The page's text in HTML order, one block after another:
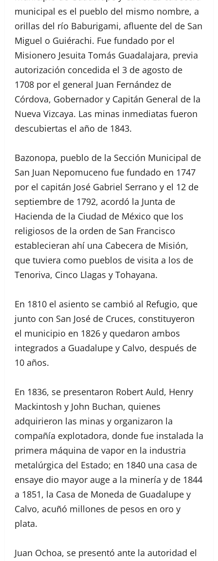
municipal es el pueblo del mismo nombre, a
orillas del río Baburigami, afluente del de San
Miguel o Guiérachi. Fue fundado por el
Misionero Jesuita Tomás Guadalajara, previa
autorización concedida el 3 de agosto de
1708 por el general Juan Fernández de
Córdova, Gobernador y Capitán General de la
Nueva Vizcaya. Las minas inmediatas fueron
descubiertas el año de 1843.
Bazonopa, pueblo de la Sección Municipal de
San Juan Nepomuceno fue fundado en 1747
por el capitán José Gabriel Serrano y el 12 de
septiembre de 1792, acordó la Junta de
Hacienda de la Ciudad de México que los
religiosos de la orden de San Francisco
establecieran ahí una Cabecera de Misión,
que tuviera como pueblos de visita a los de
Tenoriva, Cinco Llagas y Tohayana.
En 1810 el asiento se cambió al Refugio, que
junto con San José de Cruces, constituyeron
el municipio en 1826 y quedaron ambos
integrados a Guadalupe y Calvo, después de
10 años.
En 1836, se presentaron Robert Auld, Henry
Mackintosh y John Buchan, quienes
adquirieron las minas y organizaron la
compañía explotadora, donde fue instalada la
primera máquina de vapor en la industria
metalúrgica del Estado; en 1840 una casa de
ensaye dio mayor auge a la minería y de 1844
a 1851, la Casa de Moneda de Guadalupe y
Calvo, acuñó millones de pesos en oro y
plata.
Juan Ochoa, se presentó ante la autoridad el